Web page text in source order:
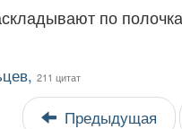
по
211 цитат
Предыдущая